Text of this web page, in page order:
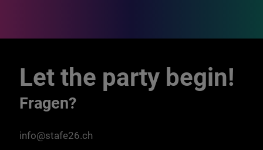
Let the party begin!
Fragen?
info@stafe26.ch